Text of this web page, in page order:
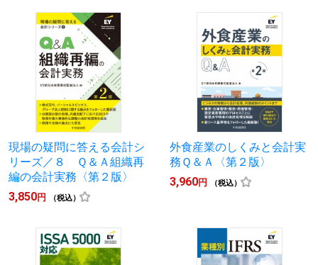
現場の疑問に答える会計シ
リーズ／８ Ｑ＆Ａ組織再
編の会計実務〈第２版〉
3,850円 （税込）
外食産業のしくみと会計実
務Ｑ＆Ａ〈第２版〉
3,960円 （税込）